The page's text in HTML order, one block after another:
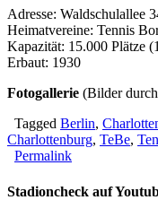
Adresse: Waldschulallee
Heimatvereine: Tennis
Kapazität: 15.000 Plätze
Erbaut: 1930
Fotogallerie (Bilder
Tagged Berlin,
Charlottenburg, TeBe,
Permalink
Stadioncheck auf